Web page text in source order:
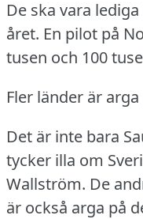
De ska vara
året. En pilot på
tusen och 100
Fler länder är
Det är inte bara
tycker illa om
Wallström. De
är också arga på